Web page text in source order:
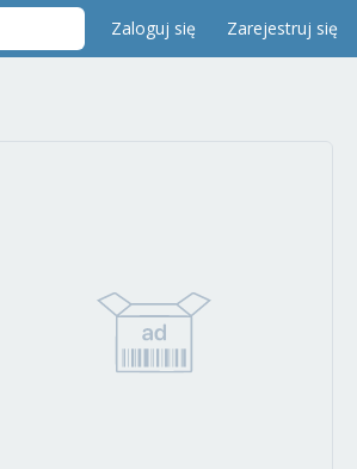
Zaloguj się Zarejestruj się